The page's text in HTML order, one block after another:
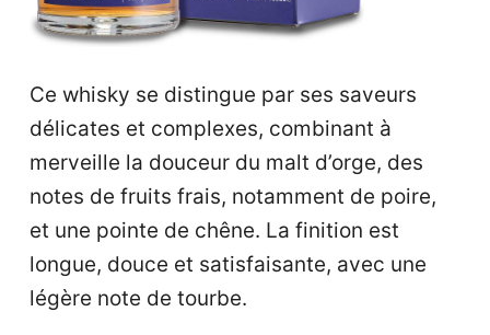
Ce whisky se distingue par ses saveurs
délicates et complexes, combinant à
merveille la douceur du malt d’orge, des
notes de fruits frais, notamment de poire,
et une pointe de chêne. La finition est
longue, douce et satisfaisante, avec une
légère note de tourbe.